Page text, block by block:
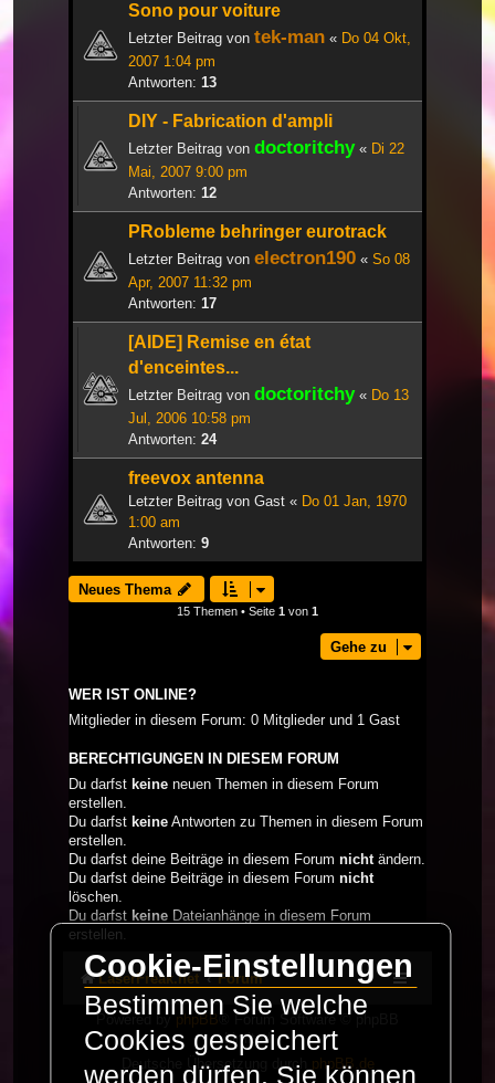
Sono pour voiture
Letzter Beitrag von tek-man « Do 04 Okt,
2007 1:04 pm
Antworten: 13
DIY - Fabrication d'ampli
Letzter Beitrag von doctoritchy« Di 22
Mai, 2007 9:00 pm
Antworten: 12
PRobleme behringer eurotrack
Letzter Beitrag von electron190 « So 08
Apr, 2007 11:32 pm
Antworten: 17
[AIDE] Remise en état
d'enceintes...
Letzter Beitrag von doctoritchy« Do 13
Jul, 2006 10:58 pm
Antworten: 24
freevox antenna
Letzter Beitrag von Gast « Do 01 Jan, 1970
1:00 am
Antworten: 9
Neues Thema
15 Themen • Seite 1 von 1
Gehe zu
WER IST ONLINE?
Mitglieder in diesem Forum: 0 Mitglieder und 1 Gast
BERECHTIGUNGEN IN DIESEM FORUM
Du darfst keine neuen Themen in diesem Forum
erstellen.
Du darfst keine Antworten zu Themen in diesem Forum
erstellen.
Du darfst deine Beiträge in diesem Forum nichtändern.
Du darfst deine Beiträge in diesem Forum nicht
löschen.
Du darfst keine Dateianhänge in diesem Forum
erstellen.
LaserFreak.net Forum
Powered byphpBB ® Forum Software © phpBB
Limited
Deutsche Übersetzung durch phpBB.de
Cookie-Einstellungen
Bestimmen Sie welche
Cookies gespeichert
werden dürfen. Sie können